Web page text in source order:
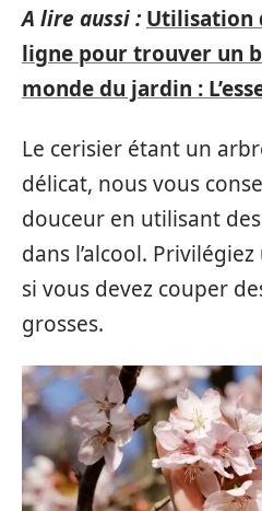
A lire aussi : Utilisation
ligne pour trouver un
monde du jardin :
Le cerisier étant un
délicat, nous vous
douceur en utilisant
dans l’alcool.
si vous devez couper
grosses.